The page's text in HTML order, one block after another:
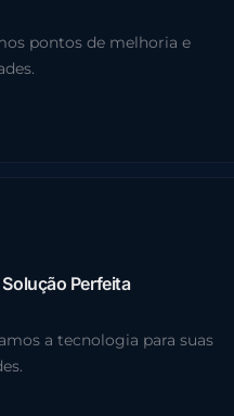
pontos de melhoria e
Perfeita
a tecnologia para suas